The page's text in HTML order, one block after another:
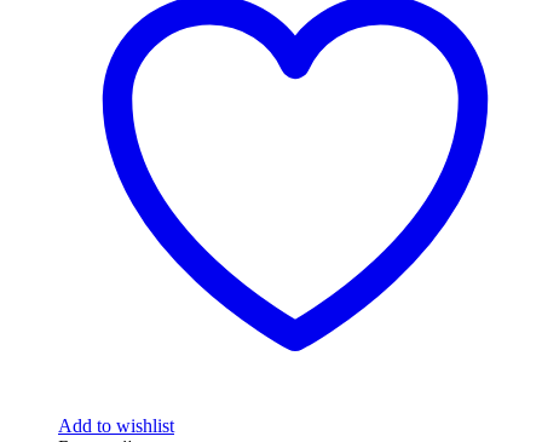
Add to wishlist